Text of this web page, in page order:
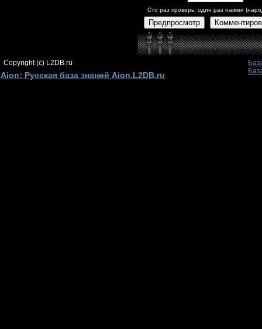
Сто раз проверь, один раз нажми
Предпросмотр
Copyright (c) L2DB.ru
Aion: Русская база знаний Aion.L2DB.ru